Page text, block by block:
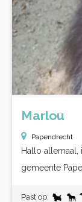
Marlou
Papendrecht
Hallo allemaal,
gemeente
Past op: